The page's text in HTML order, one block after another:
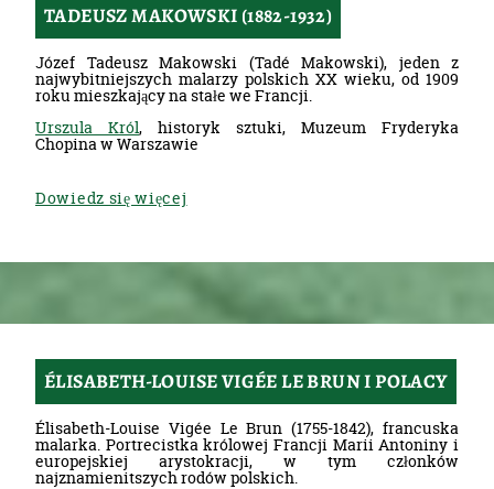
TADEUSZ MAKOWSKI (1882-1932)
Józef Tadeusz Makowski (Tadé Makowski), jeden z
najwybitniejszych malarzy polskich XX wieku, od 1909
roku mieszkający na stałe we Francji.
Urszula Król, historyk sztuki, Muzeum Fryderyka
Chopina w Warszawie
Dowiedz się więcej
ÉLISABETH-LOUISE VIGÉE LE BRUN I POLACY
Élisabeth-Louise Vigée Le Brun (1755-1842), francuska
malarka. Portrecistka królowej Francji Marii Antoniny i
europejskiej arystokracji, w tym członków
najznamienitszych rodów polskich.